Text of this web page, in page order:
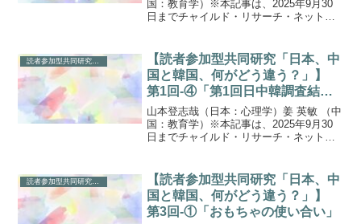
国：教育学）※本記事は、2025年9月30
日までチャイルド・リサーチ・ネット
6月 5日）※１．Ｃさんについての評価が
日中...
読者参加型共同研究「日本、中国と韓国、何がどう違う？」
【読者参加型共同研究「日本、中
国と韓国、何がどう違う？」】
第1回-④「第1回日中韓調査結果
についての考察」(2)
山本登志哉（日本：心理学）姜 英敏 （中
国：教育学）※本記事は、2025年9月30
日までチャイルド・リサーチ・ネット
1月31日）※第一回中日韓調査結果につい
て－...
【読者参加型共同研究「日本、中
国と韓国、何がどう違う？」】
第3回-①「おもちゃの使い合い」